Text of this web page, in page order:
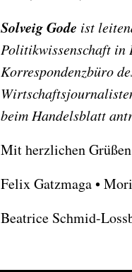
Solveig Gode ist
Politikwissenschaft in
Korrespondenzbüro
beim Handelsblatt
Mit herzlichen Grüßen
Felix Gatzmaga •
Beatrice Schmid-